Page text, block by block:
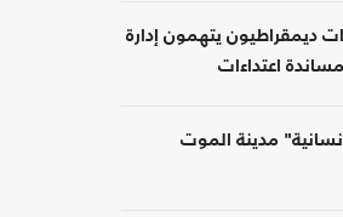
ديمقراطيون يتهمون إدارة
اعتداءات
مدينة الموت